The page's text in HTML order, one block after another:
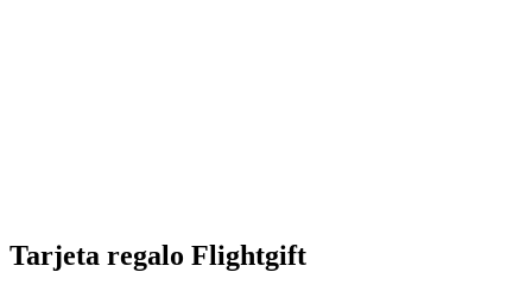
Tarjeta regalo Flightgift